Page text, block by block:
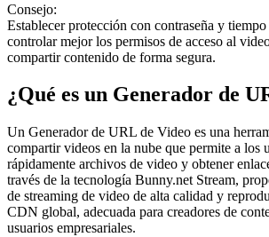
Consejo:
Establecer protección con contraseña y
controlar mejor los permisos de acceso al
compartir contenido de forma segura.
¿Qué es un Generador de
Un Generador de URL de Video es una
compartir videos en la nube que permite a los
rápidamente archivos de video y obtener
través de la tecnología Bunny.net Stream,
de streaming de video de alta calidad y
CDN global, adecuada para creadores de
usuarios empresariales.